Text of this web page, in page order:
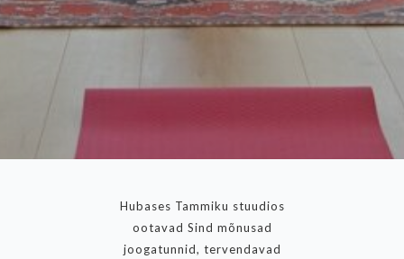
GALERII
Hubases Tammiku stuudios
ootavad Sind mõnusad
joogatunnid, tervendavad